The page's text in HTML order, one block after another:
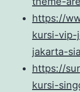
https://
kursi-vip-
jakarta-
https://
kursi-